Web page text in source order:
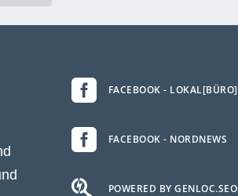
 FACEBOOK - LOKAL[BÜRO]
 FACEBOOK - NORDNEWS
 POWERED BY GENLOC.SEO